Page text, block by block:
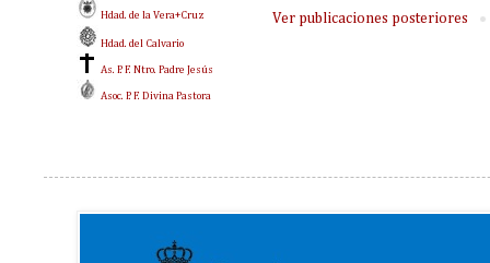
Ver publicaciones posteriores
Hdad. de la Vera+Cruz
Hdad. del Calvario
As. P. F. Ntro. Padre Jesús
Asoc. P. F. Divina Pastora